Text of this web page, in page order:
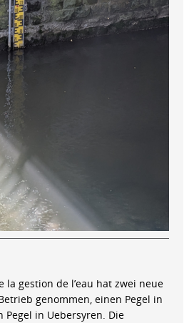
la gestion de l’eau hat zwei neue
genommen, einen Pegel in
Pegel in Uebersyren. Die